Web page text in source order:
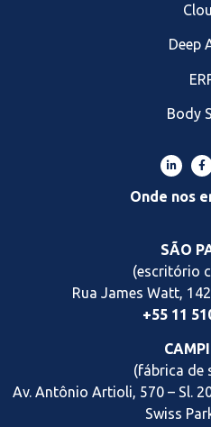
Deep
Body
Onde nos
SÃO
(escritório
Rua James Watt,
+55 11
(fábrica de
Av. Antônio Artioli, 570 – Sl.
Swiss